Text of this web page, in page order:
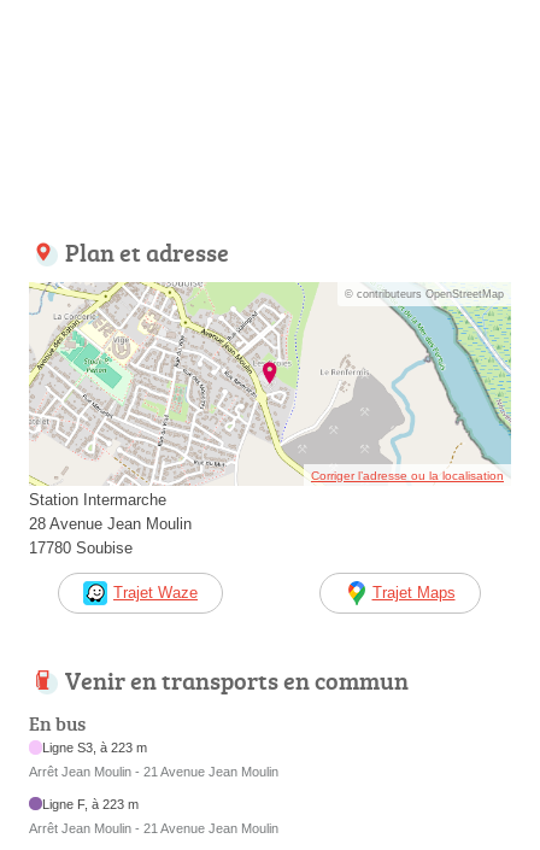
Plan et adresse
© contributeurs OpenStreetMap
Corriger l’adresse ou la localisation
Station Intermarche
28 Avenue Jean Moulin
17780 Soubise
Trajet Waze Trajet Maps
Venir en transports en commun
En bus
Ligne S3, à 223 m
Arrêt Jean Moulin - 21 Avenue Jean Moulin
Ligne F, à 223 m
Arrêt Jean Moulin - 21 Avenue Jean Moulin